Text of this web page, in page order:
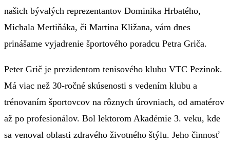
našich bývalých reprezentantov Dominika Hrbatého,
Michala Mertiňáka, či Martina Kližana, vám dnes
prinášame vyjadrenie športového poradcu Petra Griča.
Peter Grič je prezidentom tenisového klubu VTC Pezinok.
Má viac než 30-ročné skúsenosti s vedením klubu a
trénovaním športovcov na rôznych úrovniach, od amatérov
až po profesionálov. Bol lektorom Akadémie 3. veku, kde
sa venoval oblasti zdravého životného štýlu. Jeho činnosť